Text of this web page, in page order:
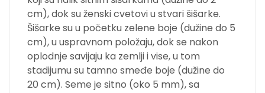
cm), dok su ženski cvetovi u stvari šišarke.
Šišarke su u početku zelene boje (dužine do 5
cm), u uspravnom položaju, dok se nakon
oplodnje savijaju ka zemlji i vise, u tom
stadijumu su tamno smeđe boje (dužine do
20 cm). Seme je sitno (oko 5 mm), sa